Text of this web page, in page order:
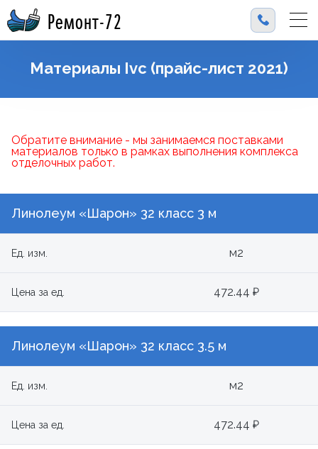
Ремонт-72
Материалы Ivc (прайс-лист 2021)
Обратите внимание - мы занимаемся поставками
материалов только в рамках выполнения комплекса
отделочных работ.
Линолеум «Шарон» 32 класс 3 м
Ед. изм. м2
Цена за ед. 472.44 ₽
Линолеум «Шарон» 32 класс 3.5 м
Ед. изм. м2
Цена за ед. 472.44 ₽